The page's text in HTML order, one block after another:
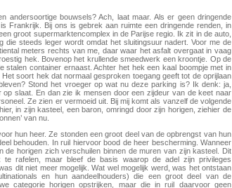
andersoortige bouwsels? Ach, laat maar. Als er geen dringende
Frankrijk. Bij ons is gebrek aan ruimte een dringende renden, in
groot supermarktencomplex in de Parijse regio. Ik zit in de auto,
die steeds leger wordt omdat het sluitingsuur nadert. Voor me de
meters rechts van me, daar waar het asfalt overgaat in vaag
hek. Bovenop het krullende smeedwerk een kroontje. Op de
stalen container ernaast. Achter het hek een kaal boompje met in
soort hek dat normaal gesproken toegang geeft tot de oprijlaan
Stond het vroeger op wat nu deze parking is? Ik denk: ja,
slaat. En dan zie ik mensen door een zijdeur van de keet naar
Ze zien er vermoeid uit. Bij mij komt als vanzelf de volgende
in zijn kasteel, een baron, omringd door zijn horigen, ziehier de
van nu.
hun heer. Ze stonden een groot deel van de opbrengst van hun
behouden. In ruil hiervoor bood de heer bescherming. Wanneer
de horigen zich verschuilen binnen de muren van zijn kasteel. Dit
te rafelen, maar bleef de basis waarop de adel zijn privileges
dit niet meer mogelijk. Wat wel mogelijk werd, was het ontstaan
en hun aandeelhouders) die een groot deel van de
categorie horigen opstrijken, maar die in ruil daarvoor geen